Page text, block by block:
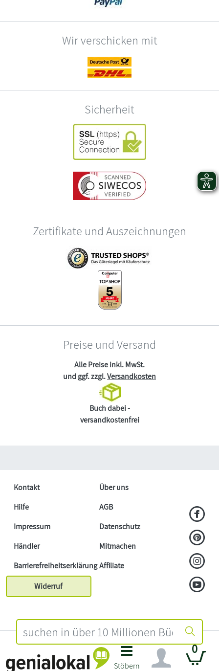
Stöbern
0
Wir verschicken mit
Sicherheit
Zertifikate und Auszeichnungen
Preise und Versand
Alle Preise inkl. MwSt.
und ggf. zzgl.Versandkosten
Buch dabei -
versandkostenfrei
Kontakt
Über uns
Hilfe
AGB
Impressum
Datenschutz
Händler
Mitmachen
BarrierefreiheitserklärungAffiliate
Widerruf